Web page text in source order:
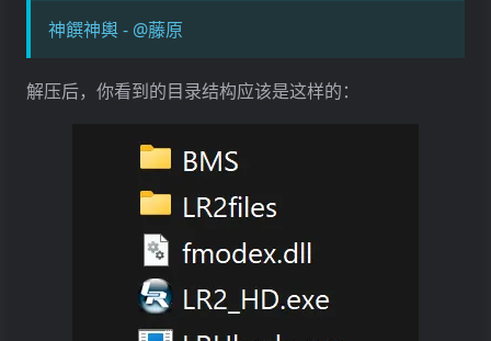
Sound
CustomFolder
WMIX_HD
神饌神輿 - @藤原
解压后，你看到的目录结构应该是这样的：